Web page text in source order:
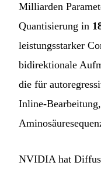
Milliarden
Quantisierung in
leistungsstarker
bidirektionale
die für
Inline-
NVIDIA hat